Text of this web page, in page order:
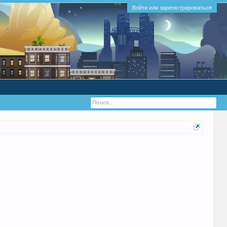
Войти или зарегистрироваться